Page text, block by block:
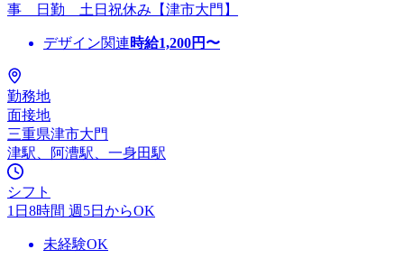
事 日勤 土日祝休み【津市大門】
デザイン関連時給1,200円〜
勤務地
面接地
三重県津市大門
津駅、阿漕駅、一身田駅
シフト
1日8時間 週5日からOK
未経験OK